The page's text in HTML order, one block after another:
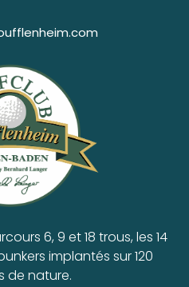
6, 9 et 18 trous, les 14
implantés sur 120
de nature.